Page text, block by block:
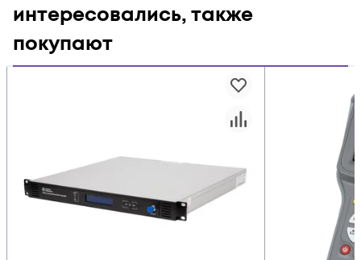
интересовались, также
покупают